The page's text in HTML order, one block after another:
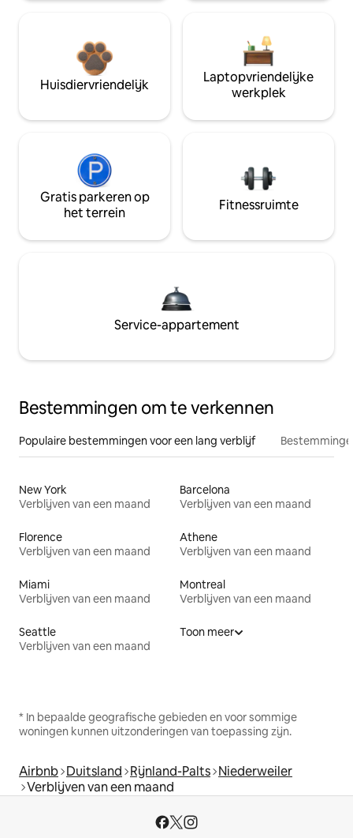
Huisdiervriendelijk
Laptopvriendelijke
werkplek
Gratis parkeren op
het terrein
Fitnessruimte
Service-appartement
Bestemmingen om te verkennen
Populaire bestemmingen voor een lang verblijf
New York
Verblijven van een maand
Barcelona
Verblijven van een maand
Florence
Verblijven van een maand
Athene
Verblijven van een maand
Miami
Verblijven van een maand
Montreal
Verblijven van een maand
Seattle
Verblijven van een maand
Toon meer
* In bepaalde geografische gebieden en voor sommige
woningen kunnen uitzonderingen van toepassing zijn.
Airbnb Duitsland Rijnland-Palts Niederweiler
Verblijven van een maand